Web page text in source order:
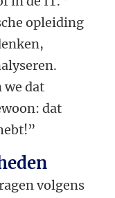
opleiding
we dat
dat
volgens